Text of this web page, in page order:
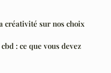
créativité sur nos choix
: ce que vous devez